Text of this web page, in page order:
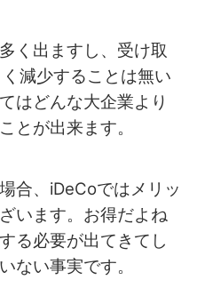
く出ますし、受け取
減少することは無い
はどんな大企業より
とが出来ます。
合、iDeCoではメリッ
います。お得だよね
る必要が出てきてし
ない事実です。